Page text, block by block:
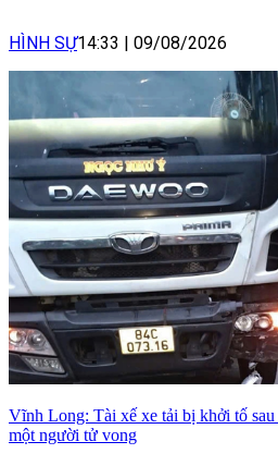
HÌNH SỰ14:33 09/08/2026
Vĩnh Long: Tài xế xe tải bị khởi tố
một người tử vong